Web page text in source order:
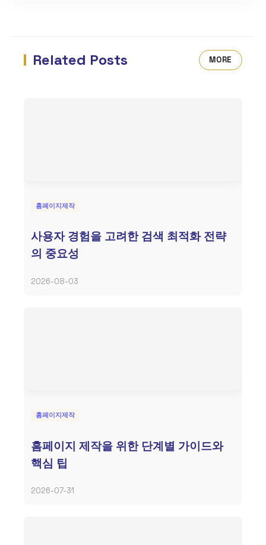
Related Posts MORE
홈페이지제작
사용자 경험을 고려한 검색 최적화 전략
의 중요성
2026-08-03
홈페이지제작
홈페이지 제작을 위한 단계별 가이드와
핵심 팁
2026-07-31